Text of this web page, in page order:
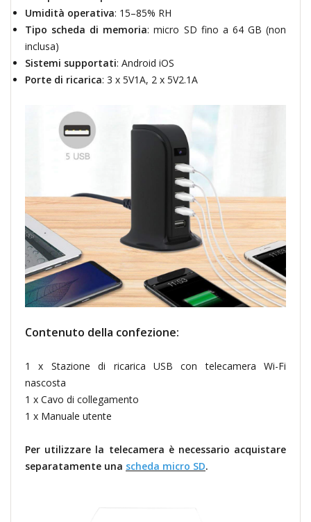
Umidità operativa: 15–85% RH
Tipo scheda di memoria: micro SD fino a 64 GB (non
inclusa)
Sistemi supportati: Android iOS
Porte di ricarica: 3 x 5V1A, 2 x 5V2.1A
Contenuto della confezione:
1 x Stazione di ricarica USB con telecamera Wi-Fi
nascosta
1 x Cavo di collegamento
1 x Manuale utente
Per utilizzare la telecamera è necessario acquistare
separatamente una scheda micro SD.